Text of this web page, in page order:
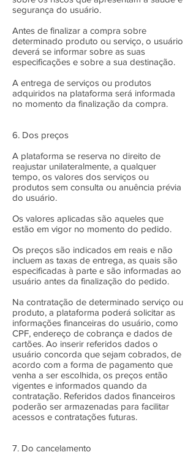
segurança do usuário.
Antes de finalizar a compra sobre
determinado produto ou serviço, o usuário
deverá se informar sobre as suas
especificações e sobre a sua destinação.
A entrega de serviços ou produtos
adquiridos na plataforma será informada
no momento da finalização da compra.
6. Dos preços
A plataforma se reserva no direito de
reajustar unilateralmente, a qualquer
tempo, os valores dos serviços ou
produtos sem consulta ou anuência prévia
do usuário.
Os valores aplicadas são aqueles que
estão em vigor no momento do pedido.
Os preços são indicados em reais e não
incluem as taxas de entrega, as quais são
especificadas à parte e são informadas ao
usuário antes da finalização do pedido.
Na contratação de determinado serviço ou
produto, a plataforma poderá solicitar as
informações financeiras do usuário, como
CPF, endereço de cobrança e dados de
cartões. Ao inserir referidos dados o
usuário concorda que sejam cobrados, de
acordo com a forma de pagamento que
venha a ser escolhida, os preços então
vigentes e informados quando da
contratação. Referidos dados financeiros
poderão ser armazenadas para facilitar
acessos e contratações futuras.
7. Do cancelamento